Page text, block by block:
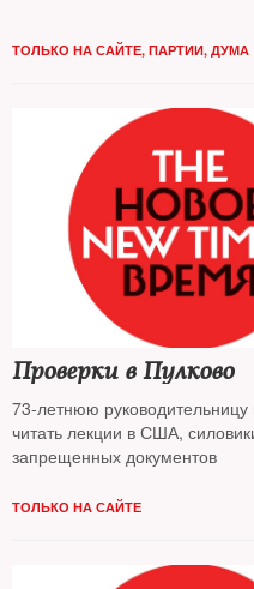
ТОЛЬКО НА САЙТЕ, ПАРТИИ, ДУМА
Проверки в Пулково
73-летнюю
читать лекции в США,
запрещенных документов
ТОЛЬКО НА САЙТЕ